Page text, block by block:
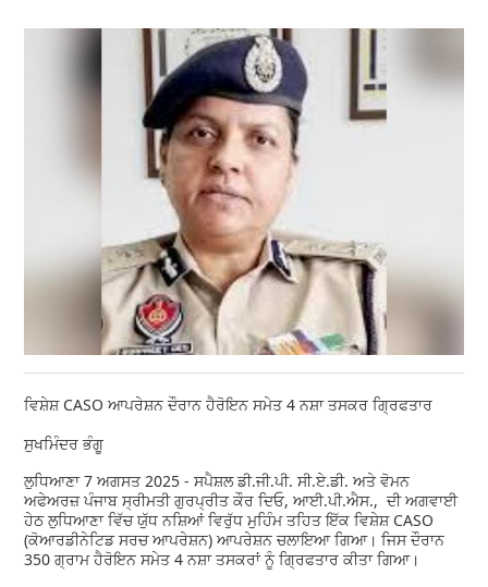
ਵਿਸ਼ੇਸ਼ CASO ਆਪਰੇਸ਼ਨ ਦੌਰਾਨ ਹੈਰੋਇਨ ਸਮੇਤ 4 ਨਸ਼ਾ ਤਸਕਰ ਗ੍ਰਿਫਤਾਰ
ਸੁਖਮਿੰਦਰ ਭੰਗੂ
ਲੁਧਿਆਣਾ 7 ਅਗਸਤ 2025 - ਸਪੈਸ਼ਲ ਡੀ.ਜੀ.ਪੀ. ਸੀ.ਏ.ਡੀ. ਅਤੇ ਵੋਮਨ
ਅਫੇਅਰਜ਼ ਪੰਜਾਬ ਸ੍ਰੀਮਤੀ ਗੁਰਪ੍ਰੀਤ ਕੌਰ ਦਿਓ, ਆਈ.ਪੀ.ਐਸ., ਦੀ ਅਗਵਾਈ
ਹੇਠ ਲੁਧਿਆਣਾ ਵਿੱਚ ਯੁੱਧ ਨਸ਼ਿਆਂ ਵਿਰੁੱਧ ਮੁਹਿੰਮ ਤਹਿਤ ਇੱਕ ਵਿਸ਼ੇਸ਼ CASO
(ਕੋਆਰਡੀਨੇਟਿਡ ਸਰਚ ਆਪਰੇਸ਼ਨ) ਆਪਰੇਸ਼ਨ ਚਲਾਇਆ ਗਿਆ। ਜਿਸ ਦੌਰਾਨ
350 ਗ੍ਰਾਮ ਹੈਰੋਇਨ ਸਮੇਤ 4 ਨਸ਼ਾ ਤਸਕਰਾਂ ਨੂੰ ਗ੍ਰਿਫਤਾਰ ਕੀਤਾ ਗਿਆ।